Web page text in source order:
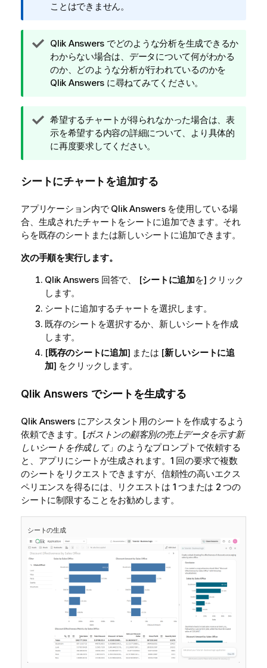
ことはできません。
ヒ
ン
ト
メ
Qlik Answers でどのような分析を生成できるか
わからない場合は、データについて何がわかる
のか、どのような分析が行われているのかを
Qlik Answers に尋ねてみてください。
ヒ
ン
ト
希望するチャートが得られなかった場合は、表
示を希望する内容の詳細について、より具体的
に再度要求してください。
シートにチャートを追加する
アプリケーション内で Qlik Answersを使用している場
合、生成されたチャートをシートに追加できます。それ
らを既存のシートまたは新しいシートに追加できます。
次の手順を実行します。
Qlik Answers 回答で、 [シートに追加を] クリック
します。
シートに追加するチャートを選択します。
既存のシートを選択するか、新しいシートを作成
します。
[既存のシートに追加] または [新しいシートに追
加] をクリックします。
Qlik Answers でシートを生成する
Qlik Answers にアシスタント用のシートを作成するよう
依頼できます。[ボストンの顧客別の売上データを示す新
しいシートを作成して」のようなプロンプトで依頼する
と、アプリにシートが生成されます。1 回の要求で複数
のシートをリクエストできますが、信頼性の高いエクス
ペリエンスを得るには、リクエストは 1 つまたは 2 つの
シートに制限することをお勧めします。
シートの生成